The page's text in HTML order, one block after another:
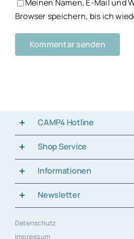
Meinen Namen, E-Mail und
Browser speichern, bis ich
CAMP4 Hotline
Shop Service
Informationen
Newsletter
Datenschutz
Impressum